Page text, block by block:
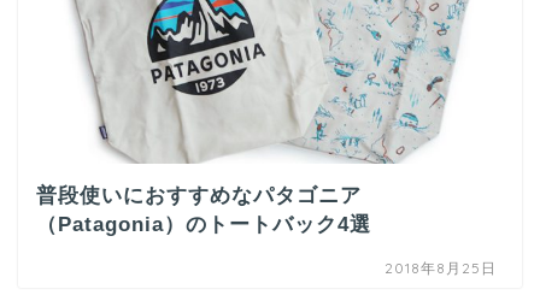
普段使いにおすすめなパタゴニア
（Patagonia）のトートバック4選
2018年8月25日